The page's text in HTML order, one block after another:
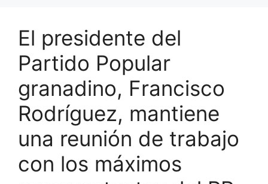
El presidente del
Partido Popular
granadino, Francisco
Rodríguez, mantiene
una reunión de trabajo
con los máximos